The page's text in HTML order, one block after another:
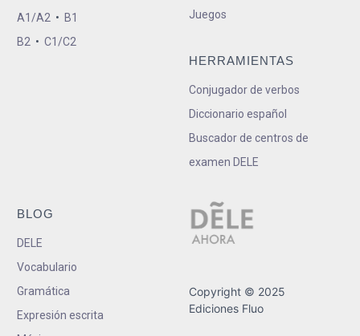
A1/A2 • B1
B2 • C1/C2
Juegos
HERRAMIENTAS
Conjugador de verbos
Diccionario español
Buscador de centros de
examen DELE
BLOG
DELE
Vocabulario
Gramática
Expresión escrita
Copyright © 2025
Ediciones Fluo